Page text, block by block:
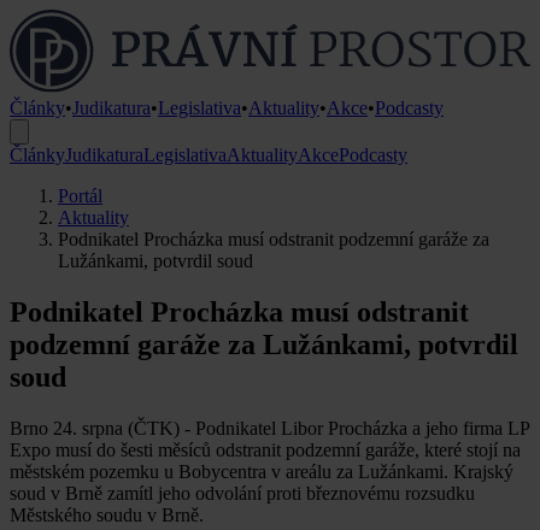
Články•Judikatura•Legislativa•Aktuality•Akce•Podcasty
ČlánkyJudikaturaLegislativaAktualityAkcePodcasty
Portál
Aktuality
Podnikatel Procházka musí odstranit podzemní garáže za
Lužánkami, potvrdil soud
Podnikatel Procházka musí odstranit
podzemní garáže za Lužánkami, potvrdil
soud
Brno 24. srpna (ČTK) - Podnikatel Libor Procházka a jeho firma LP
Expo musí do šesti měsíců odstranit podzemní garáže, které stojí na
městském pozemku u Bobycentra v areálu za Lužánkami. Krajský
soud v Brně zamítl jeho odvolání proti březnovému rozsudku
Městského soudu v Brně.